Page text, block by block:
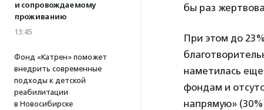
и сопровождаемому
проживанию
13:45
Фонд «Катрен» поможет
внедрить современные
подходы к детской
реабилитации
в Новосибирске
бы раз
При этом до
наметилась
фондам и
напрямую»